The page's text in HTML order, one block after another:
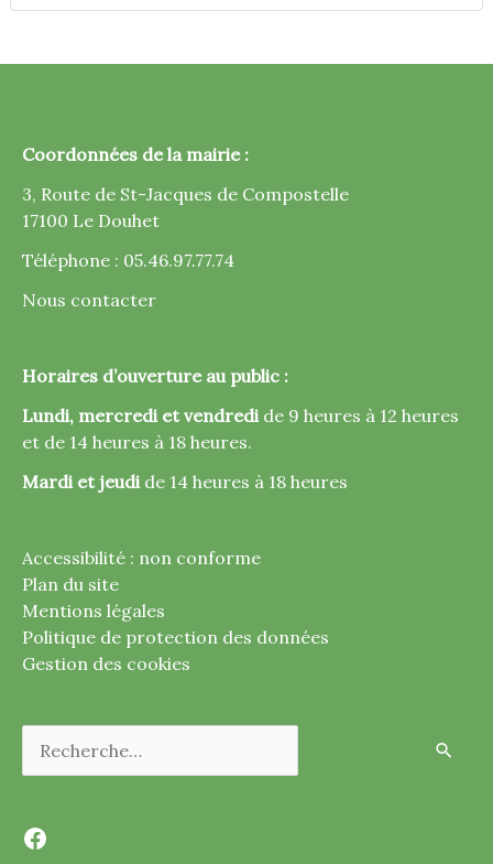
Coordonnées de la mairie :
3, Route de St-Jacques de Compostelle
17100 Le Douhet
Téléphone : 05.46.97.77.74
Nous contacter
Horaires d’ouverture au public :
Lundi, mercredi et vendredi de 9 heures à 12 heures
et de 14 heures à 18 heures.
Mardi et jeudi de 14 heures à 18 heures
Accessibilité : non conforme
Plan du site
Mentions légales
Politique de protection des données
Gestion des cookies
Facebook